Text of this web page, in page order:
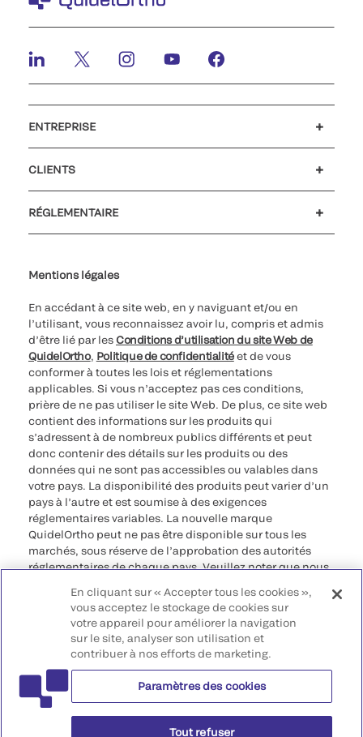
ENTREPRISE
CLIENTS
RÉGLEMENTAIRE
Mentions légales
En accédant à ce site web, en y naviguant et/ou en
l’utilisant, vous reconnaissez avoir lu, compris et admis
d’être lié par lesConditions d’utilisation du site Web de
QuidelOrtho, Politique de confidentialitéet de vous
conformer à toutes les lois et réglementations
applicables. Si vous n’acceptez pas ces conditions,
prière de ne pas utiliser le site Web. De plus, ce site web
contient des informations sur les produits qui
s’adressent à de nombreux publics différents et peut
donc contenir des détails sur les produits ou des
données qui ne sont pas accessibles ou valables dans
votre pays. La disponibilité des produits peut varier d’un
pays à l’autre et est soumise à des exigences
réglementaires variables. La nouvelle marque
QuidelOrtho peut ne pas être disponible sur tous les
marchés, sous réserve de l’approbation des autorités
réglementaires de chaque pays. Veuillez noter que nous
informations qui risquent de ne pas être conformes à
toute procédure légale, réglementation, enregistrement
ou usage dans votre pays d’origine.
©2026 QuidelOrtho Corporation. Tous droits réservés.
QuidelOrtho Corporation
9975 Summers Ridge Road, San Diego, CA 92121, USA
En cliquant sur « Accepter tous les cookies »,
vous acceptez le stockage de cookies sur
votre appareil pour améliorer la navigation
sur le site, analyser son utilisation et
contribuer à nos efforts de marketing.
Paramètres des cookies
Tout refuser